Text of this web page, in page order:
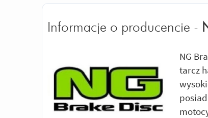
Informacje o producencie -
NG
tarcz